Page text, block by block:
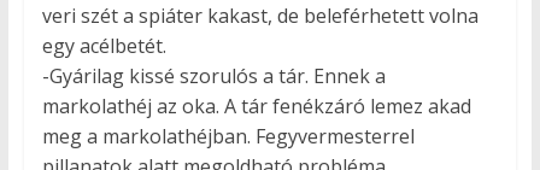
veri szét a spiáter kakast, de beleférhetett volna
egy acélbetét.
-Gyárilag kissé szorulós a tár. Ennek a
markolathéj az oka. A tár fenékzáró lemez akad
meg a markolathéjban. Fegyvermesterrel